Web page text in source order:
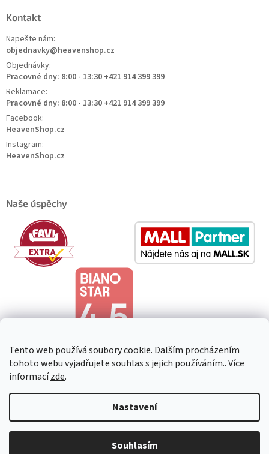
Tento web používá soubory cookie. Dalším procházením
tohoto webu vyjadřujete souhlas s jejich používáním.. Více
informacízde.
Nastavení
Souhlasím
Kontakt
Napešte nám:
objednavky@heavenshop.cz
Objednávky:
Pracovné dny: 8:00 - 13:30 +421 914 399 399
Reklamace:
Pracovné dny: 8:00 - 13:30 +421 914 399 399
Facebook:
HeavenShop.cz
Instagram:
HeavenShop.cz
Naše úspěchy
HeavenShop. Všechna práva vyhrazena.